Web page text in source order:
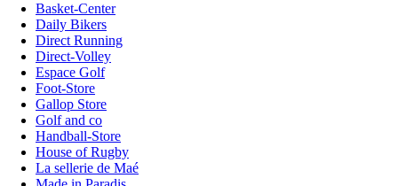
Basket-Center
Daily Bikers
Direct Running
Direct-Volley
Espace Golf
Foot-Store
Gallop Store
Golf and co
Handball-Store
House of Rugby
La sellerie de Maé